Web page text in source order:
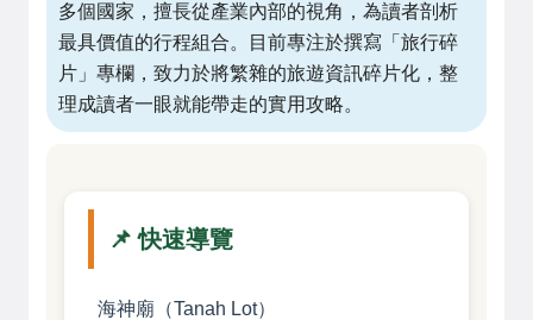
多個國家，擅長從產業內部的視角，為讀者剖析
最具價值的行程組合。目前專注於撰寫「旅行碎
片」專欄，致力於將繁雜的旅遊資訊碎片化，整
理成讀者一眼就能帶走的實用攻略。
📌 快速導覽
海神廟（Tanah Lot）